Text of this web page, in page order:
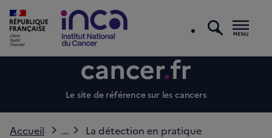
Le site de référence sur les cancers
Accueil ... La détection en pratique